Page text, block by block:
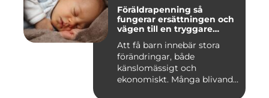
Föräldrapenning så
fungerar ersättningen och
vägen till en tryggare
Att få barn innebär stora
förändringar, både
känslomässigt och
ekonomiskt. Många blivande